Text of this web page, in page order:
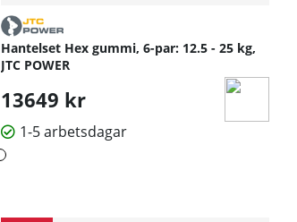
Hantelset Hex gummi, 6-par: 12.5 - 25 kg,
JTC POWER
13649 kr
1-5 arbetsdagar